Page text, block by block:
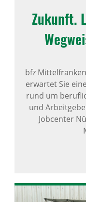
Zukunft.
bfz
erwartet Sie
rund um
und
Jobcenter